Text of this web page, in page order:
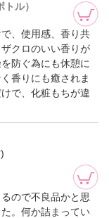
ル）
、使用感、香り共
クロのいい香りが
防ぐ為にも休憩に
香りにも癒されま
で、化粧もちが違
ので不良品かと思
。何か詰まってい